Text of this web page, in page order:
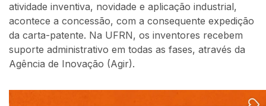
atividade inventiva, novidade e aplicação industrial,
acontece a concessão, com a consequente expedição
da carta-patente. Na UFRN, os inventores recebem
suporte administrativo em todas as fases, através da
Agência de Inovação (Agir).